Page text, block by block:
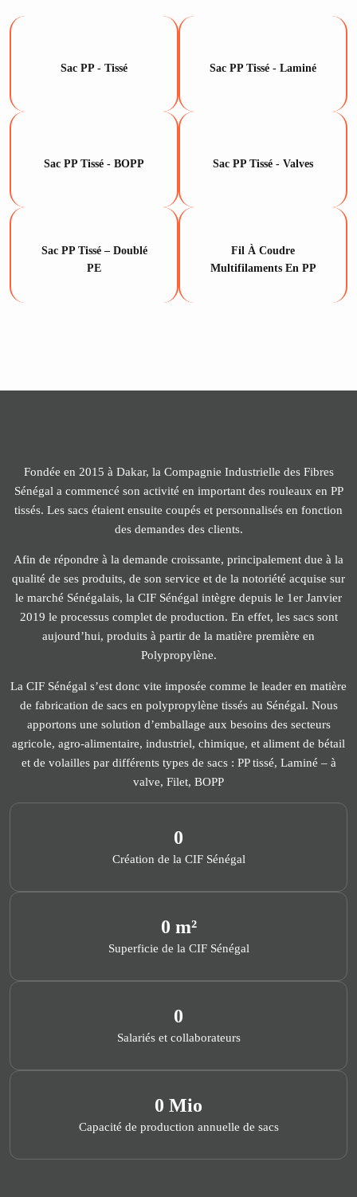
Sac PP - Tissé
Découvrir Sac PP Tissé - Laminé
Découvrir
Sac PP Tissé - BOPP
Découvrir Sac PP Tissé - Valves
Découvrir
Sac PP Tissé – Doublé
PE
Fil À Coudre
Multifilaments En PP
Fondée en 2015 à Dakar, la Compagnie Industrielle des Fibres
Sénégal a commencé son activité en important des rouleaux en PP
tissés. Les sacs étaient ensuite coupés et personnalisés en fonction
des demandes des clients.
Afin de répondre à la demande croissante, principalement due à la
qualité de ses produits, de son service et de la notoriété acquise sur
le marché Sénégalais, la CIF Sénégal intègre depuis le 1er Janvier
2019 le processus complet de production. En effet, les sacs sont
aujourd’hui, produits à partir de la matière première en
Polypropylène.
La CIF Sénégal s’est donc vite imposée comme le leader en matière
de fabrication de sacs en polypropylène tissés au Sénégal. Nous
apportons une solution d’emballage aux besoins des secteurs
agricole, agro-alimentaire, industriel, chimique, et aliment de bétail
et de volailles par différents types de sacs : PP tissé, Laminé – à
valve, Filet, BOPP
0
Création de la CIF Sénégal
0 m²
Superficie de la CIF Sénégal
0
Salariés et collaborateurs
0 Mio
Capacité de production annuelle de sacs